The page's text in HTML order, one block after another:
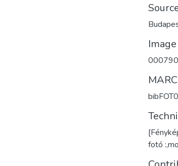
000790
fotó